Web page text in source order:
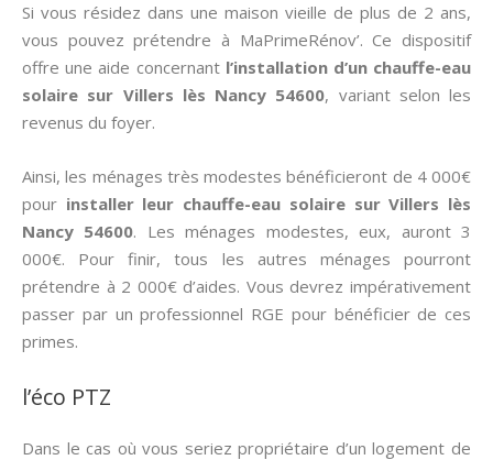
Si vous résidez dans une maison vieille de plus de 2 ans,
vous pouvez prétendre à MaPrimeRénov’. Ce dispositif
offre une aide concernant l’installation d’un chauffe-eau
solaire sur Villers lès Nancy 54600, variant selon les
revenus du foyer.
Ainsi, les ménages très modestes bénéficieront de 4 000€
pour installer leur chauffe-eau solaire sur Villers lès
Nancy 54600. Les ménages modestes, eux, auront 3
000€. Pour finir, tous les autres ménages pourront
prétendre à 2 000€ d’aides. Vous devrez impérativement
passer par un professionnel RGE pour bénéficier de ces
primes.
l’éco PTZ
Dans le cas où vous seriez propriétaire d’un logement de